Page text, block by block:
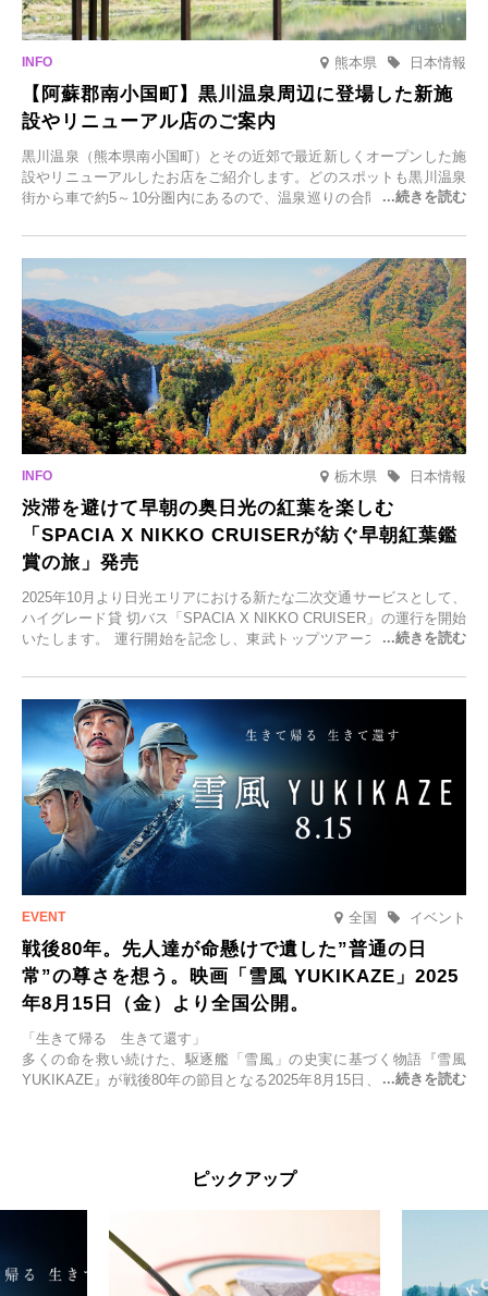
熊本県 日本情報
【阿蘇郡南小国町】黒川温泉周辺に登場した新施
設やリニューアル店のご案内
黒川温泉（熊本県南小国町）とその近郊で最近新しくオープンした施
設やリニューアルしたお店をご紹介します。どのスポットも黒川温泉
街から車で約5～10分圏内にあるので、温泉巡りの合間に気軽に立ち
元食材にこだわったレストランなど、多彩な魅力が満載です。黒川温
泉の新たな楽しみとしてチェックしてみてください。
栃木県 日本情報
渋滞を避けて早朝の奥日光の紅葉を楽しむ
「SPACIA X NIKKO CRUISERが紡ぐ早朝紅葉鑑
賞の旅」発売
2025年10月より日光エリアにおける新たな二次交通サービスとして、
ハイグレード貸 切バス「SPACIA X NIKKO CRUISER」の運行を開始
いたします。 運行開始を記念し、東武トップツアーズ株式会社では
2025年9月12日(金)より発売いたします。
全国 イベント
戦後80年。先人達が命懸けで遺した”普通の日
常”の尊さを想う。映画「雪風 YUKIKAZE」2025
年8月15日（金）より全国公開。
「生きて帰る 生きて還す」
多くの命を救い続けた、駆逐艦「雪風」の史実に基づく物語『雪風
YUKIKAZE』が戦後80年の節目となる2025年8月15日、全国公開され
くの仲間の命を救い帰還させ、戦後まで生き抜き「幸運艦」と呼ばれ
主演は「雪風」の艦長・寺澤一利を演じる竹野内豊。先任伍長・早瀬
幸平を玉木宏が演じるほか、奥平大兼、田中麗奈、石丸幹二、益岡徹
ピックアップ